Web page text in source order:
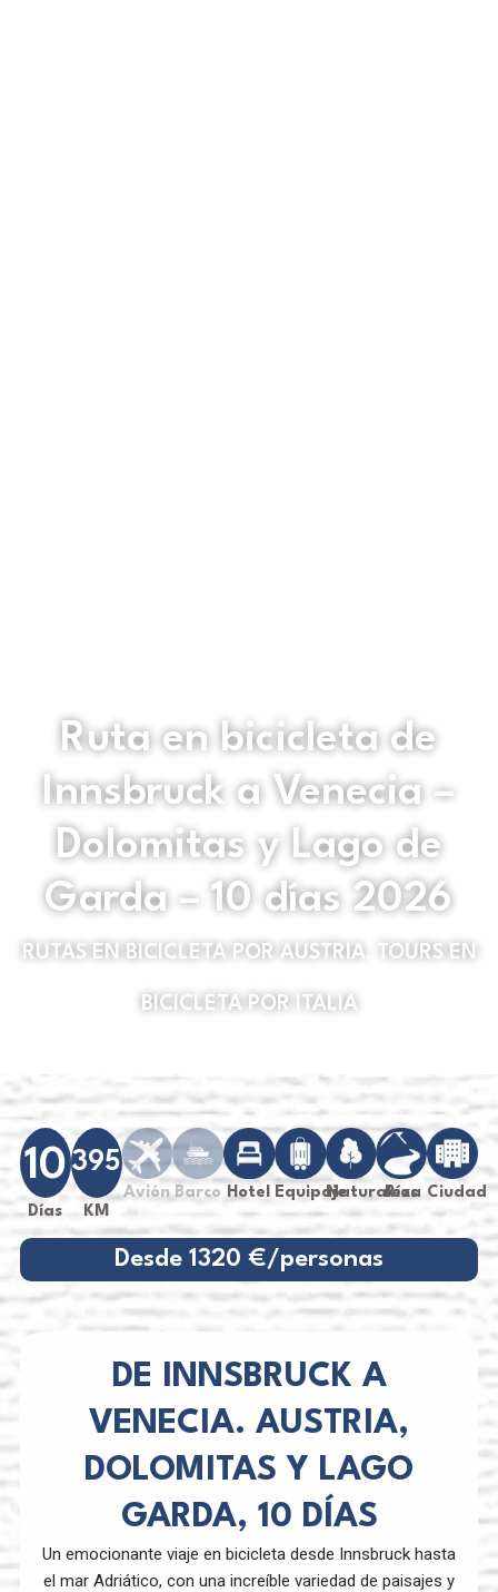
Ruta en bicicleta de
Innsbruck a Venecia –
Dolomitas y Lago de
Garda – 10 días 2026
RUTAS EN BICICLETA POR AUSTRIA TOURS EN
BICICLETA POR ITALIA
10
Días
395
KM
Avión Barco Hotel EquipajeNaturaleza
Ríos Ciudad
Desde 1320 €/personas
DE INNSBRUCK A
VENECIA. AUSTRIA,
DOLOMITAS Y LAGO
GARDA, 10 DÍAS
Un emocionante viaje en bicicleta desde Innsbruck hasta
el mar Adriático, con una increíble variedad de paisajes y